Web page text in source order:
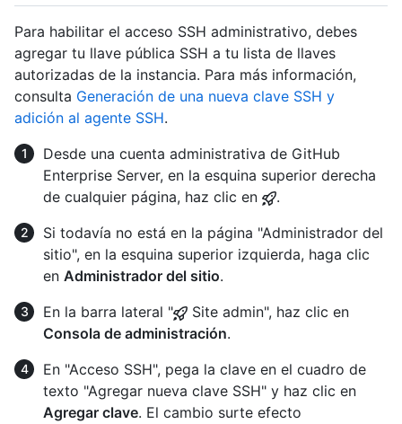
Para habilitar el acceso SSH administrativo, debes
agregar tu llave pública SSH a tu lista de llaves
autorizadas de la instancia. Para más información,
consulta Generación de una nueva clave SSH y
adición al agente SSH.
Desde una cuenta administrativa de GitHub
Enterprise Server, en la esquina superior derecha
de cualquier página, haz clic en
.
Si todavía no está en la página "Administrador del
sitio", en la esquina superior izquierda, haga clic
en Administrador del sitio.
En la barra lateral "
Site admin", haz clic en
Consola de administración.
En "Acceso SSH", pega la clave en el cuadro de
texto "Agregar nueva clave SSH" y haz clic en
Agregar clave. El cambio surte efecto